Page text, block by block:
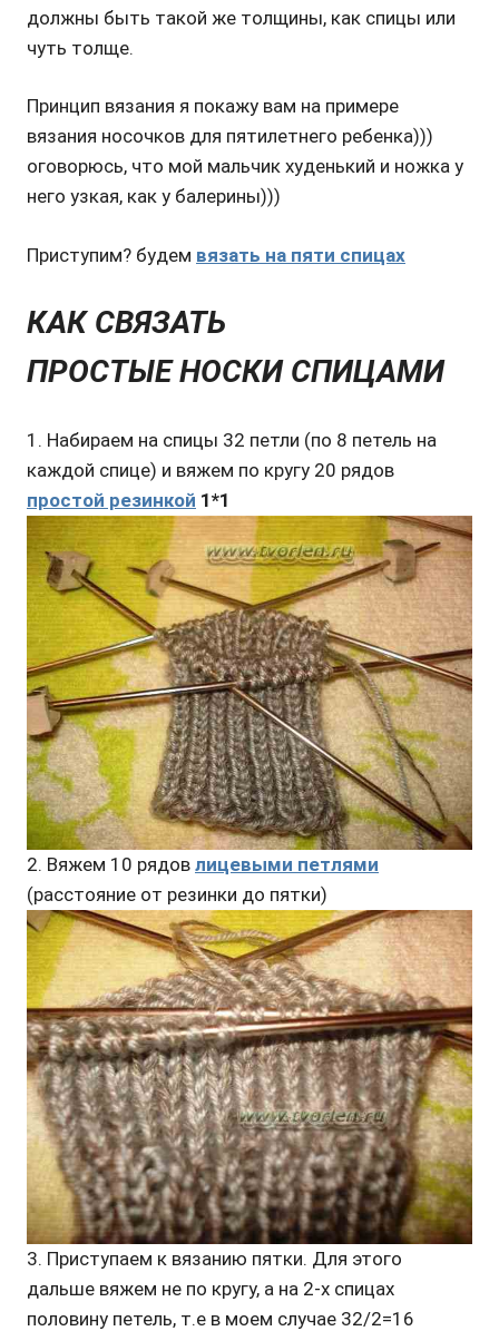
должны быть такой же толщины, как спицы или
чуть толще.
Принцип вязания я покажу вам на примере
вязания носочков для пятилетнего ребенка)))
оговорюсь, что мой мальчик худенький и ножка у
него узкая, как у балерины)))
Приступим? будем вязать на пяти спицах
КАК СВЯЗАТЬ
ПРОСТЫЕ НОСКИ СПИЦАМИ
1. Набираем на спицы 32 петли (по 8 петель на
каждой спице) и вяжем по кругу 20 рядов
простой резинкой 1*1
2. Вяжем 10 рядов лицевыми петлями
(расстояние от резинки до пятки)
3. Приступаем к вязанию пятки. Для этого
дальше вяжем не по кругу, а на 2-х спицах
половину петель, т.е в моем случае 32/2=16